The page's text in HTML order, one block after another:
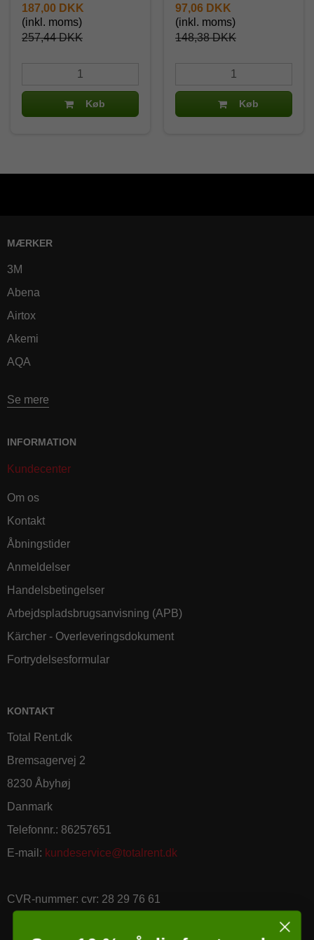
257,44 DKK
187,00 DKK
(inkl. moms)
Køb
148,38 DKK
97,06 DKK
(inkl. moms)
Køb
MÆRKER
3M
Abena
Airtox
Akemi
AQA
Se mere
INFORMATION
Kundecenter
Om os
Kontakt
Åbningstider
Anmeldelser
Handelsbetingelser
Arbejdspladsbrugsanvisning (APB)
Kärcher - Overleveringsdokument
Fortrydelsesformular
KONTAKT
Total Rent.dk
Bremsagervej 2
8230 Åbyhøj
Danmark
Telefonnr.: 86257651
E-mail : kundeservice@totalrent.dk
CVR-nummer: cvr: 28 29 76 61